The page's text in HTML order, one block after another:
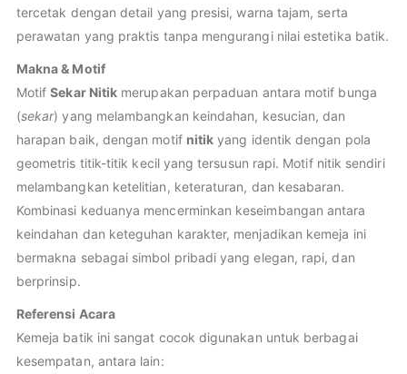
tercetak dengan detail yang presisi, warna tajam, serta
perawatan yang praktis tanpa mengurangi nilai estetika batik.
Makna & Motif
MotifSekar Nitik merupakan perpaduan antara motif bunga
(sekar) yang melambangkan keindahan, kesucian, dan
harapan baik, dengan motif nitik yang identik dengan pola
geometris titik-titik kecil yang tersusun rapi. Motif nitik sendiri
melambangkan ketelitian, keteraturan, dan kesabaran.
Kombinasi keduanya mencerminkan keseimbangan antara
keindahan dan keteguhan karakter, menjadikan kemeja ini
bermakna sebagai simbol pribadi yang elegan, rapi, dan
berprinsip.
Referensi Acara
Kemeja batik ini sangat cocok digunakan untuk berbagai
kesempatan, antara lain: